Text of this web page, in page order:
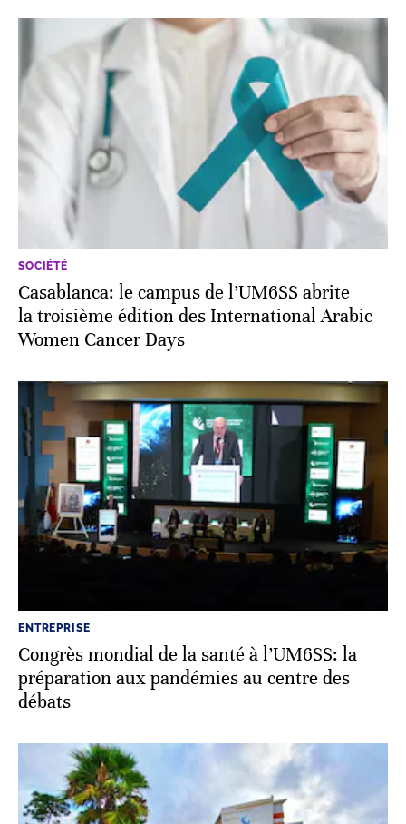
SOCIÉTÉ
Casablanca: le campus de l’UM6SS abrite
la troisième édition des International Arabic
Women Cancer Days
ENTREPRISE
Congrès mondial de la santé à l’UM6SS: la
préparation aux pandémies au centre des
débats